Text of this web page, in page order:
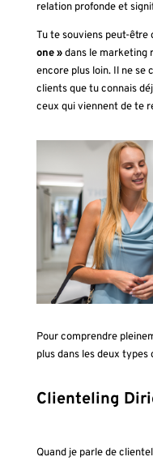
relation profonde et
Tu te souviens peut-être
one »dans le marketing
encore plus loin. Il ne se
clients que tu connais
ceux qui viennent de te
Pour comprendre
plus dans les deux
Clienteling
Quand je parle de